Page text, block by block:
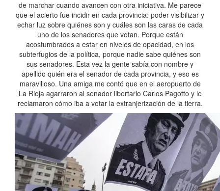
de marchar cuando avancen con otra iniciativa. Me parece
que el acierto fue incidir en cada provincia: poder visibilizar y
echar luz sobre quiénes son y cuáles son las caras de cada
uno de los senadores que votan. Porque están
acostumbrados a estar en niveles de opacidad, en los
subterfugios de la política, porque nadie sabe quiénes son
sus senadores. Esta vez la gente sabía con nombre y
apellido quién era el senador de cada provincia, y eso es
maravilloso. Una amiga me contó que en el aeropuerto de
La Rioja agarraron al senador libertario Carlos Pagotto y le
reclamaron cómo iba a votar la extranjerización de la tierra.